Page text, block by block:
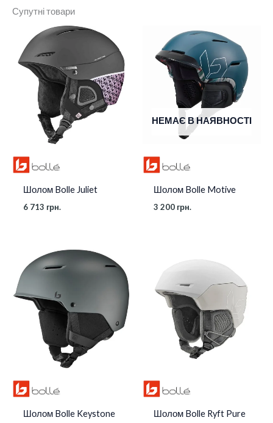
Колір
Розмір
Супутні товари
Шолом Bolle Juliet
6 713 грн.
НЕМАЄ В НАЯВНОСТІ
Шолом Bolle Motive
3 200 грн.
Шолом Bolle Keystone Шолом Bolle Ryft Pure